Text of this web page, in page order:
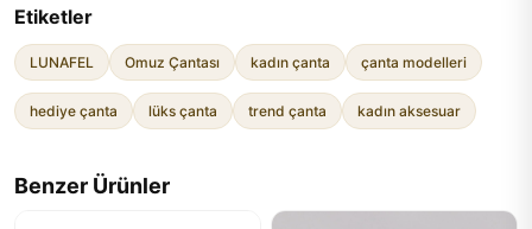
Etiketler
LUNAFEL Omuz Çantası kadın çanta çanta modelleri
hediye çanta lüks çanta trend çanta kadın aksesuar
Benzer Ürünler